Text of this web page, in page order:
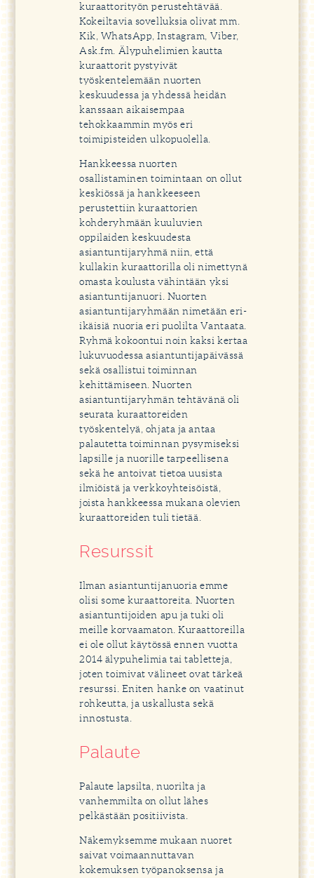
kuraattorityön perustehtävää.
Kokeiltavia sovelluksia olivat mm.
Kik, WhatsApp, Instagram, Viber,
Ask.fm. Älypuhelimien kautta
kuraattorit pystyivät
työskentelemään nuorten
keskuudessa ja yhdessä heidän
kanssaan aikaisempaa
tehokkaammin myös eri
toimipisteiden ulkopuolella.
Hankkeessa nuorten
osallistaminen toimintaan on ollut
keskiössä ja hankkeeseen
perustettiin kuraattorien
kohderyhmään kuuluvien
oppilaiden keskuudesta
asiantuntijaryhmä niin, että
kullakin kuraattorilla oli nimettynä
omasta koulusta vähintään yksi
asiantuntijanuori. Nuorten
asiantuntijaryhmään nimetään eri-
ikäisiä nuoria eri puolilta Vantaata.
Ryhmä kokoontui noin kaksi kertaa
lukuvuodessa asiantuntijapäivässä
sekä osallistui toiminnan
kehittämiseen. Nuorten
asiantuntijaryhmän tehtävänä oli
seurata kuraattoreiden
työskentelyä, ohjata ja antaa
palautetta toiminnan pysymiseksi
lapsille ja nuorille tarpeellisena
sekä he antoivat tietoa uusista
ilmiöistä ja verkkoyhteisöistä,
joista hankkeessa mukana olevien
kuraattoreiden tuli tietää.
Resurssit
Ilman asiantuntijanuoria emme
olisi some kuraattoreita. Nuorten
asiantuntijoiden apu ja tuki oli
meille korvaamaton. Kuraattoreilla
ei ole ollut käytössä ennen vuotta
2014 älypuhelimia tai tabletteja,
joten toimivat välineet ovat tärkeä
resurssi. Eniten hanke on vaatinut
rohkeutta, ja uskallusta sekä
innostusta.
Palaute
Palaute lapsilta, nuorilta ja
vanhemmilta on ollut lähes
pelkästään positiivista.
Näkemyksemme mukaan nuoret
saivat voimaannuttavan
kokemuksen työpanoksensa ja